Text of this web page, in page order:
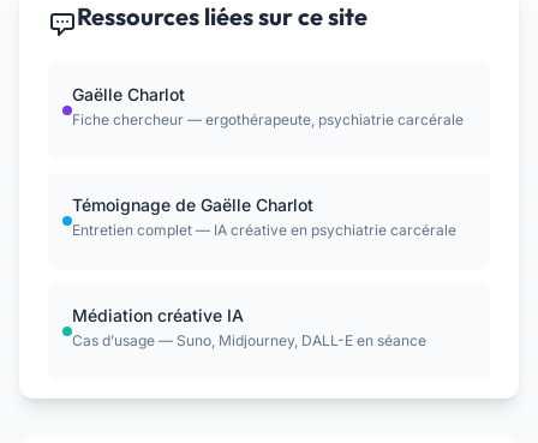
Ressources liées sur ce site
Gaëlle Charlot
Fiche chercheur — ergothérapeute, psychiatrie carcérale
Témoignage de Gaëlle Charlot
Entretien complet — IA créative en psychiatrie carcérale
Médiation créative IA
Cas d’usage — Suno, Midjourney, DALL-E en séance